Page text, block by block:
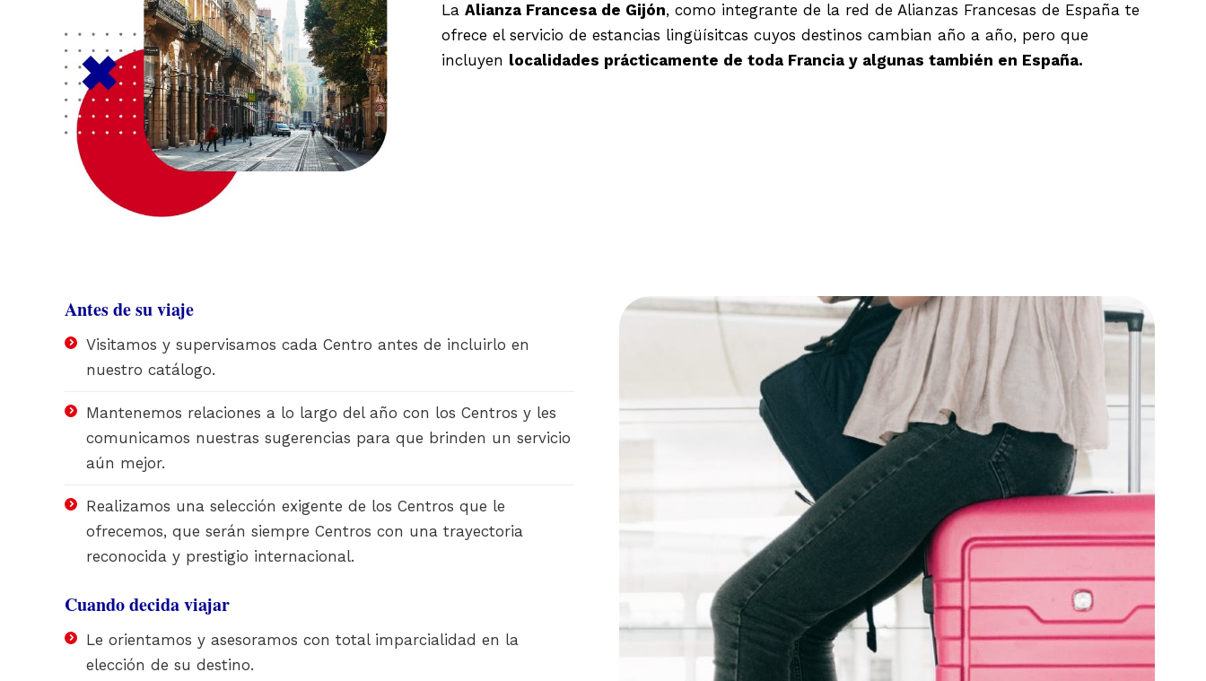
La Alianza Francesa de Gijón, como integrante de la red de Alianzas Francesas de España te
ofrece el servicio de estancias lingüísitcas cuyos destinos cambian año a año, pero que
incluyen localidades prácticamente de toda Francia y algunas también en España.
Antes de su viaje
Visitamos y supervisamos cada Centro antes de incluirlo en
nuestro catálogo.
Mantenemos relaciones a lo largo del año con los Centros y les
comunicamos nuestras sugerencias para que brinden un servicio
aún mejor.
Realizamos una selección exigente de los Centros que le
ofrecemos, que serán siempre Centros con una trayectoria
reconocida y prestigio internacional.
Cuando decida viajar
Le orientamos y asesoramos con total imparcialidad en la
elección de su destino.